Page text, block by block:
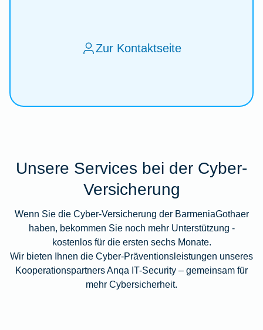
Zur Kontaktseite
Unsere Services bei der Cyber-
Versicherung
Wenn Sie die Cyber-Versicherung der BarmeniaGothaer
haben, bekommen Sie noch mehr Unterstützung -
kostenlos für die ersten sechs Monate.
Wir bieten Ihnen die Cyber-Präventionsleistungen unseres
Kooperationspartners Anqa IT-Security – gemeinsam für
mehr Cybersicherheit.